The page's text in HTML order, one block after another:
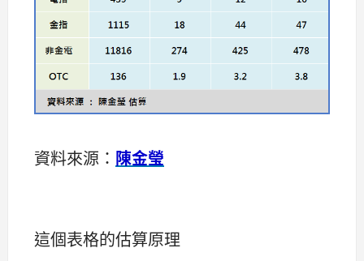
資料來源： 陳金瑩
這個表格的估算原理